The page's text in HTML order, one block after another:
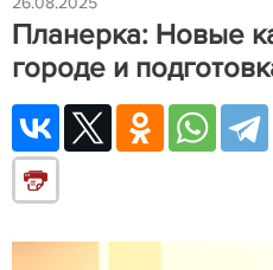
Планерка: Новые
городе и